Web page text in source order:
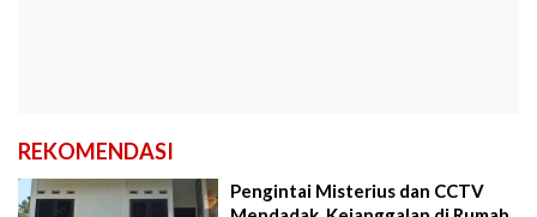
REKOMENDASI
Pengintai Misterius dan CCTV